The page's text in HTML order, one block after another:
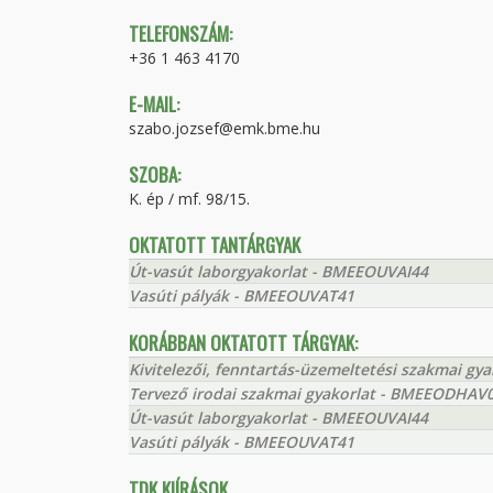
TELEFONSZÁM:
+36 1 463 4170
E-MAIL:
szabo.jozsef@emk.bme.hu
SZOBA:
K. ép / mf. 98/15.
OKTATOTT TANTÁRGYAK
Út-vasút laborgyakorlat - BMEEOUVAI44
Vasúti pályák - BMEEOUVAT41
KORÁBBAN OKTATOTT TÁRGYAK:
Kivitelezői, fenntartás-üzemeltetési szakmai
Tervező irodai szakmai gyakorlat -
Út-vasút laborgyakorlat - BMEEOUVAI44
Vasúti pályák - BMEEOUVAT41